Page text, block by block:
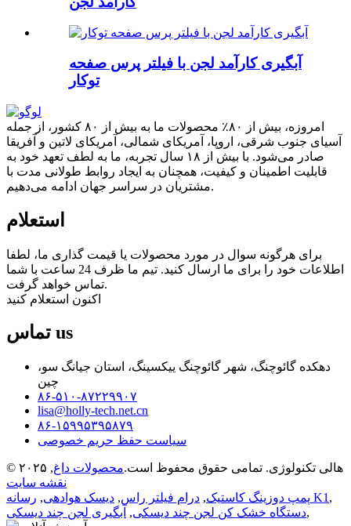
آبگیری کارآمد لجن با فیلتر پرس صفحه
توکار
امروزه، بیش از ۸۰٪ محصولات ما به بیش از ۸۰ کشور، از جمله
آسیای جنوب شرقی، اروپا، آمریکای شمالی، آمریکای لاتین و آفریقا
صادر می‌شود. با بیش از ۱۸ سال تجربه، ما به لطف تعهد خود به
قابلیت اطمینان و کیفیت، همچنان به ایجاد روابط طولانی مدت با
مشتریان در سراسر جهان ادامه می‌دهیم.
استعلام
برای هرگونه سوال در مورد محصولات یا قیمت گذاری ما، لطفا
اطلاعات خود را برای ما ارسال کنید. تیم ما ظرف 24 ساعت با شما
تماس خواهد گرفت.
اکنون استعلام کنید
تماس us
دهکده گائوچنگ، شهر گائوچنگ ییکسینگ، استان جیانگ سو،
چین
۸۶-۵۱۰-۸۷۲۲۹۹۰۷
lisa@holly-tech.net.cn
۸۶-۱۵۹۹۵۳۹۵۸۷۹
سیاست حفظ حریم خصوصی
© ۲۰۲۵ هالی تکنولوژی. تمامی حقوق محفوظ است.محصولات داغ,
نقشه سایت
پمپ دوزینگ کاستیک, درام فیلتر راس, دیسک هوادهی, رسانه K1 ,
دستگاه خشک کن لجن چند دیسکی, آبگیری لجن چند دیسکی ,